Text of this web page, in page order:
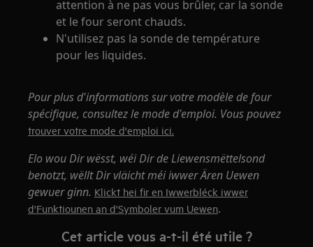
attention à ne pas vous brûler, car la sonde
et le four seront chauds.
N'utilisez pas la sonde de température
pour les liquides.
Pour plus d'informations sur votre modèle de four
spécifique, consultez le mode d'emploi. Vous pouvez
trouver votre mode d'emploi ici.
Elo wou Dir wësst, wéi Dir de Liewensmëttelsond
benotzt, wëllt Dir vläicht méi iwwer Ären Uewen
gewuer ginn. Klickt hei fir en Iwwerbléck iwwer
d'Funktiounen an d'Symboler vum Uewen.
Cet article vous a-t-il été utile ?